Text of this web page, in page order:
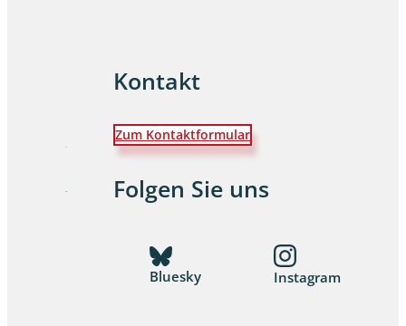
Kontakt
Zum Kontaktformular
Folgen Sie uns
Bluesky Instagram